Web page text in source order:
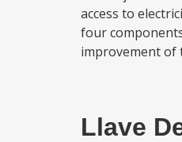
access to
four
improvement of
Llave